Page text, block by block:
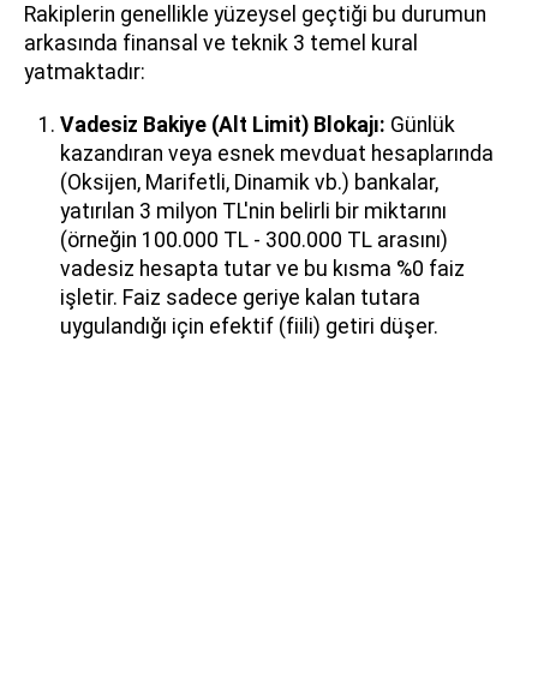
Rakiplerin genellikle yüzeysel geçtiği bu durumun
arkasında finansal ve teknik 3 temel kural
yatmaktadır:
Vadesiz Bakiye (Alt Limit) Blokajı: Günlük
kazandıran veya esnek mevduat hesaplarında
(Oksijen, Marifetli, Dinamik vb.) bankalar,
yatırılan 3 milyon TL'nin belirli bir miktarını
(örneğin 100.000 TL - 300.000 TL arasını)
vadesiz hesapta tutar ve bu kısma %0 faiz
işletir. Faiz sadece geriye kalan tutara
uygulandığı için efektif (fiili) getiri düşer.